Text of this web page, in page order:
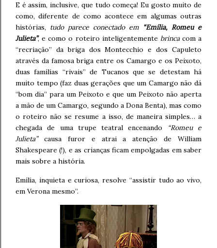
E é assim, inclusive, que tudo começa! Eu gosto muito de
como, diferente de como acontece em algumas outras
histórias, tudo parece conectado em “Emília, Romeu e
Julieta”, e como o roteiro inteligentemente brincacom a
“recriação” da briga dos Montecchio e dos Capuleto
através da famosa briga entre os Camargo e os Peixoto,
duas famílias “rivais” de Tucanos que se detestam há
muito tempo (faz duas gerações que um Camargo não dá
“bom dia” para um Peixoto e que um Peixoto não aperta
a mão de um Camargo, segundo a Dona Benta), mas como
o roteiro não se resume a isso, de maneira simples… a
chegada de uma trupe teatral encenando
“Romeu e
Julieta”causa furor e atrai a atenção de William
Shakespeare (!), e as crianças ficam empolgadas em saber
mais sobre a história.
Emília, inquieta e curiosa, resolve “assistir tudo ao vivo,
em Verona mesmo”.